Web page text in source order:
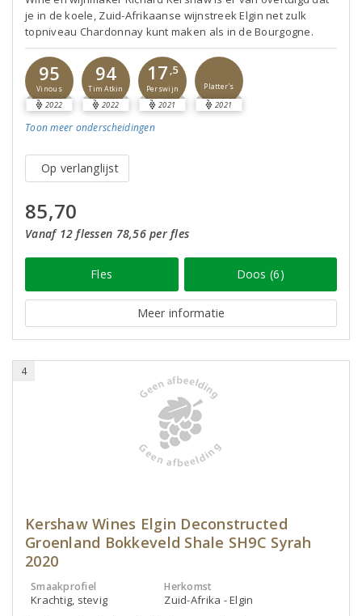
je in de koele, Zuid-Afrikaanse wijnstreek Elgin net zulk
topniveau Chardonnay kunt maken als in de Bourgogne.
95
Vinous
2022
94
Tim Atkin
2022
17 ,5
Perswijn
2021
Platter's
2021
Toon meer onderscheidingen
Op verlanglijst
85,70
Vanaf 12 flessen 78,56 per fles
Fles Doos (6)
Meer informatie
4
Kershaw Wines Elgin Deconstructed
Groenland Bokkeveld Shale SH9C Syrah
2020
Smaakprofiel
Krachtig, stevig
Herkomst
Zuid-Afrika - Elgin